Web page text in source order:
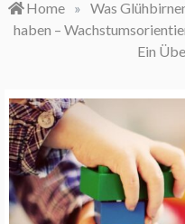
Home » Was
haben –
Ein